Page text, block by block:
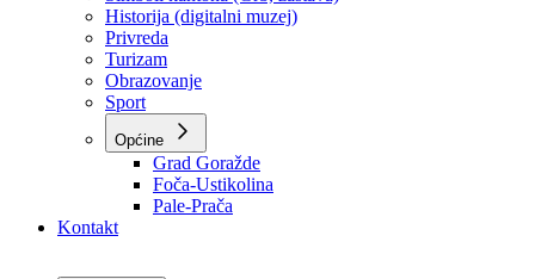
O kantonu
O kantonu
Simboli kantona (Grb, zastava)
Historija (digitalni muzej)
Privreda
Turizam
Obrazovanje
Sport
Općine